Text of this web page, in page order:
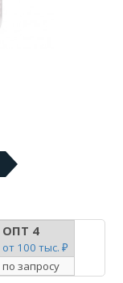
ОПТ 4
от 100 тыс. ₽
по запросу